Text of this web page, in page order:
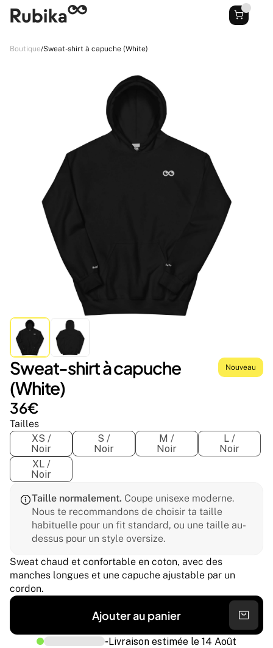
Boutique/Sweat-shirt à capuche (White)
Sweat-shirt à capuche
(White)
36€
Nouveau
Tailles
XS /
Noir
S /
Noir
M /
Noir
L /
Noir
XL /
Noir
Taille normalement. Coupe unisexe moderne.
Nous te recommandons de choisir ta taille
habituelle pour un fit standard, ou une taille au-
dessus pour un style oversize.
Sweat chaud et confortable en coton, avec des
manches longues et une capuche ajustable par un
cordon.
Ajouter au panier
-Livraison estimée le 14 Août